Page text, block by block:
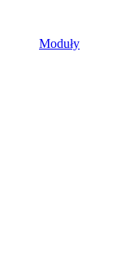
Moduły